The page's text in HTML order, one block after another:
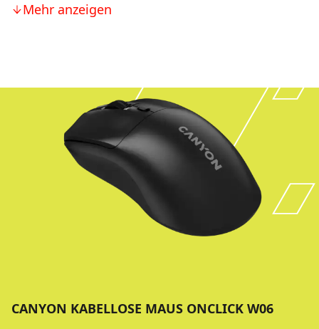
Mehr anzeigen
CANYON KABELLOSE MAUS ONCLICK W06